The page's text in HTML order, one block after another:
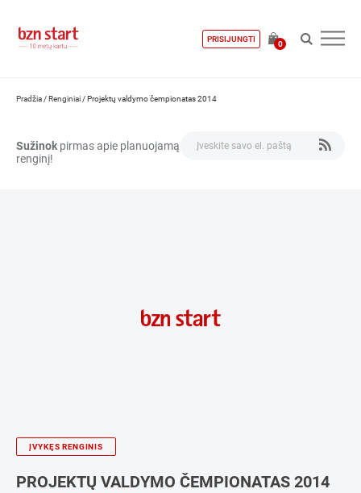
PRISIJUNGTI
0
Pradžia /Renginiai /Projektų valdymo čempionatas 2014
Sužinok pirmas apie planuojamą
renginį!
ĮVYKĘS RENGINIS
PROJEKTŲ VALDYMO ČEMPIONATAS 2014